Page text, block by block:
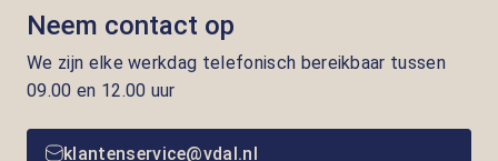
Neem contact op
We zijn elke werkdag telefonisch bereikbaar tussen
09.00 en 12.00 uur
klantenservice@vdal.nl